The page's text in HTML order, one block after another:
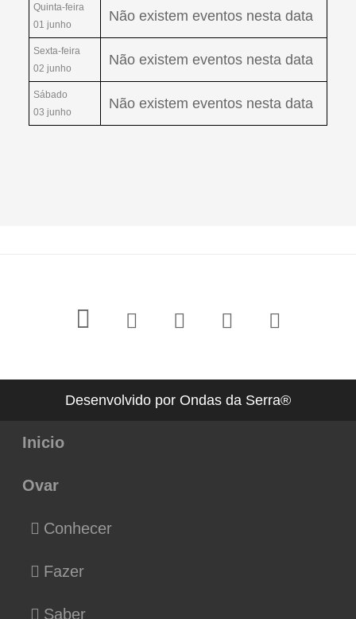
Quinta-feira
01 junho
Não existem eventos nesta data
Sexta-feira
02 junho
Não existem eventos nesta data
Sábado
03 junho
Não existem eventos nesta data
Desenvolvido por Ondas da Serra®
Inicio
Ovar
Conhecer
Fazer
Saber